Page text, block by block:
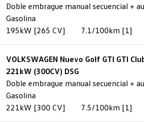
Doble embrague manual secuencial +
Gasolina
195kW [265 CV]
7.1/100km [1]
VOLKSWAGEN Nuevo Golf GTI GTI
221kW (300CV) DSG
Doble embrague manual secuencial +
Gasolina
221kW [300 CV]
7.5/100km [1]